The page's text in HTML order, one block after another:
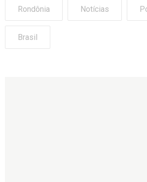
Rondônia Notícias
Brasil